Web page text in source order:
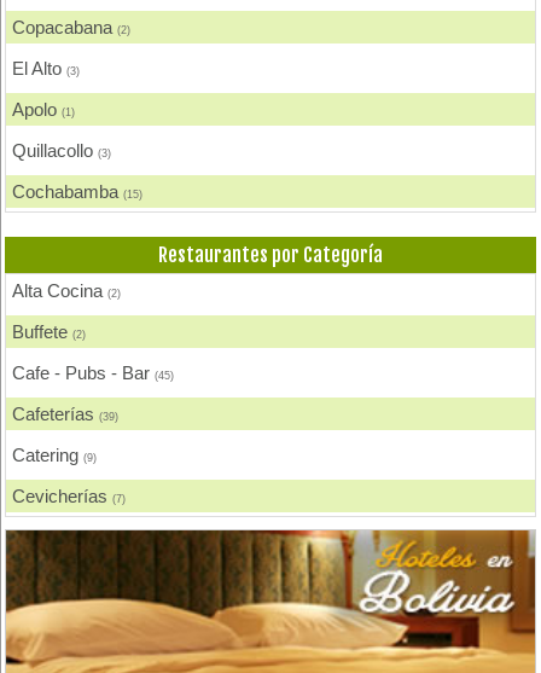
Copacabana(2)
El Alto(3)
Apolo(1)
Quillacollo(3)
Cochabamba(15)
Villa Tunari - Chapare(3)
Puerto Suarez(1)
Concepción(1)
Oruro(2)
Villa Montes(1)
Sucre
Uyuni
Restaurantes por Categoría
Alta Cocina(2)
Buffete(2)
Cafe - Pubs - Bar(45)
Cafeterías(39)
Catering(9)
Cevicherías(7)
Chicharronerías
Chifas, Comida China
Churrasquerías
Comida Árabe